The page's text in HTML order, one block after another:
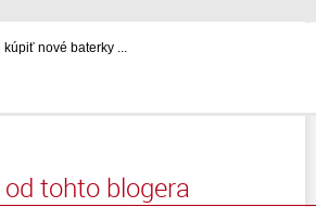
kúpiť nové baterky ...
tohto blogera